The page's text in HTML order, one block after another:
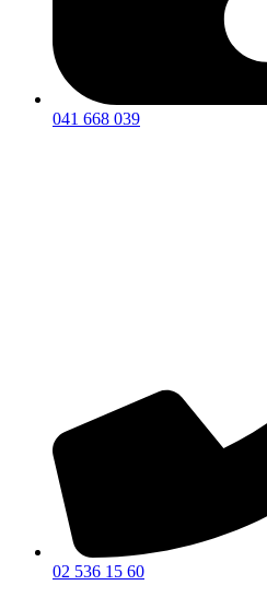
041 668 039
02 536 15 60